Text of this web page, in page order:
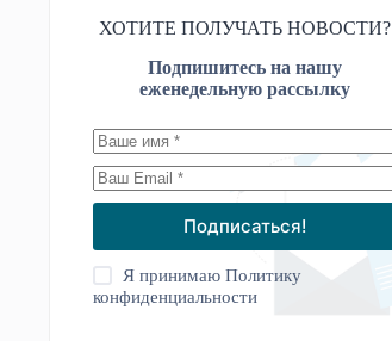
ХОТИТЕ ПОЛУЧАТЬ НОВОСТИ?
Подпишитесь на нашу
еженедельную рассылку
Подписаться!
Я принимаюПолитику
конфиденциальности